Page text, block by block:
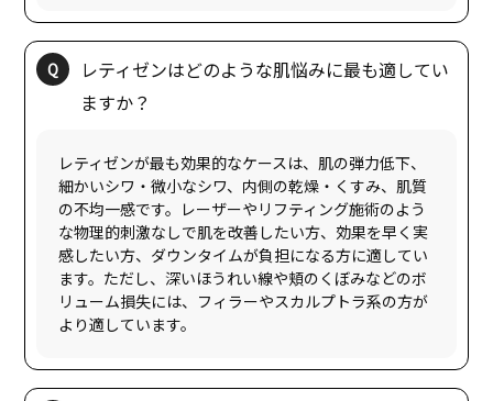
レティゼンはどのような肌悩みに最も適してい
レティゼンが最も効果的なケースは、肌の弾力低下、
細かいシワ・微小なシワ、内側の乾燥・くすみ、肌質
の不均一感です。レーザーやリフティング施術のよう
な物理的刺激なしで肌を改善したい方、効果を早く実
感したい方、ダウンタイムが負担になる方に適してい
ます。ただし、深いほうれい線や頬のくぼみなどのボ
リューム損失には、フィラーやスカルプトラ系の方が